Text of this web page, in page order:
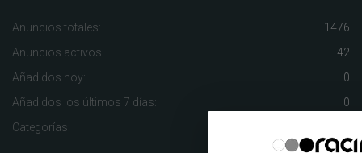
Anuncios totales:
1476
Anuncios activos:
42
Añadidos hoy:
0
Añadidos los últimos 7 días:
0
Categorías: